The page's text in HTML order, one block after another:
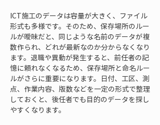
ICT施工のデータは容量が大きく、ファイル
形式も多様です。そのため、保存場所のルー
ルが曖昧だと、同じような名前のデータが複
数作られ、どれが最新なのか分からなくなり
ます。退職や異動が発生すると、前任者の記
憶に頼れなくなるため、保存場所と命名ルー
ルがさらに重要になります。日付、工区、測
点、作業内容、版数などを一定の形式で整理
しておくと、後任者でも目的のデータを探し
やすくなります。